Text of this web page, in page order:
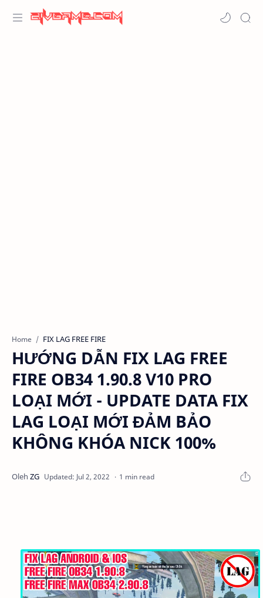
Home FIX LAG FREE FIRE
HƯỚNG DẪN FIX LAG FREE
FIRE OB34 1.90.8 V10 PRO
LOẠI MỚI - UPDATE DATA FIX
LAG LOẠI MỚI ĐẢM BẢO
KHÔNG KHÓA NICK 100%
1 min read